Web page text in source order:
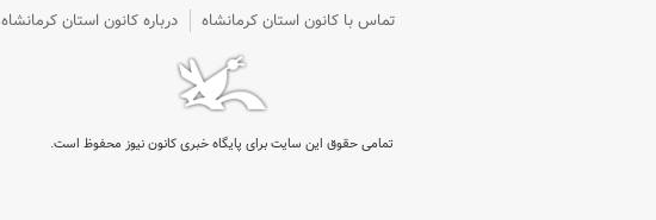
تماس با کانون استان کرمانشاه درباره کانون استان کرمانشاه
تمامی حقوق این سایت برای پایگاه خبری کانون نیوز محفوظ است.